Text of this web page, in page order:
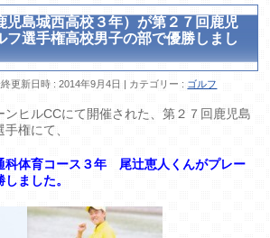
児島城西高校３年）が第２７回鹿児
フ選手権高校男子の部で優勝しまし
更新日時 : 2014年9月4日 カテゴリー : ゴルフ
ンヒルCCにて開催された、第２７回鹿児島
権にて、
科体育コース３年 尾辻恵人くんがプレー
ました。